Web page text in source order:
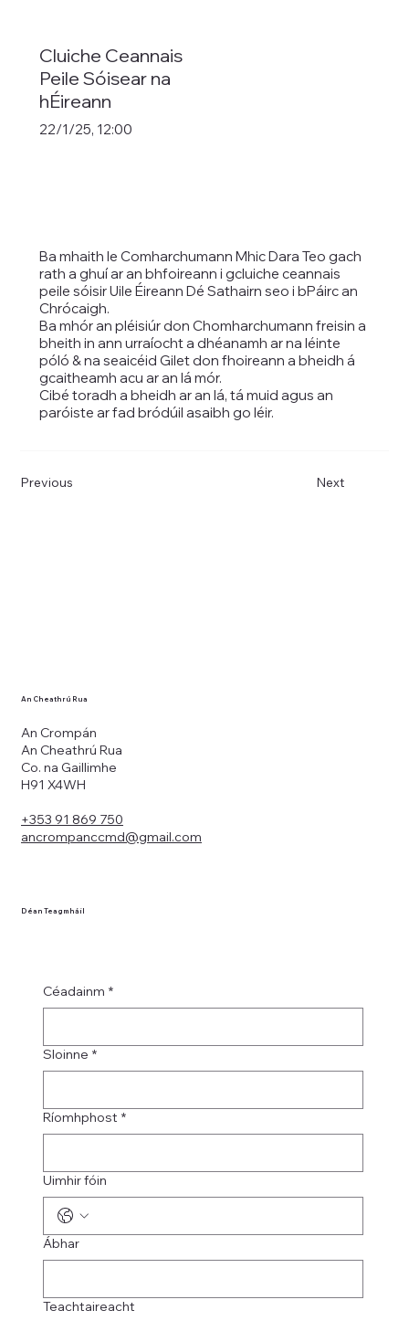
Cluiche Ceannais
Peile Sóisear na
hÉireann
22/1/25, 12:00
Ba mhaith le Comharchumann Mhic Dara Teo gach
rath a ghuí ar an bhfoireann i gcluiche ceannais
peile sóisir Uile Éireann Dé Sathairn seo i bPáirc an
Chrócaigh.
Ba mhór an pléisiúr don Chomharchumann freisin a
bheith in ann urraíocht a dhéanamh ar na léinte
póló & na seaicéid Gilet don fhoireann a bheidh á
gcaitheamh acu ar an lá mór.
Cibé toradh a bheidh ar an lá, tá muid agus an
paróiste ar fad bródúil asaibh go léir.
Previous Next
An Crompán
An Cheathrú Rua
Co. na Gaillimhe
H91 X4WH
+353 91 869 750
ancrompanccmd@gmail.com
An Cheathrú Rua
Déan Teagmháil
Céadainm *
Sloinne *
Ríomhphost *
Uimhir fóin
Ábhar
Teachtaireacht